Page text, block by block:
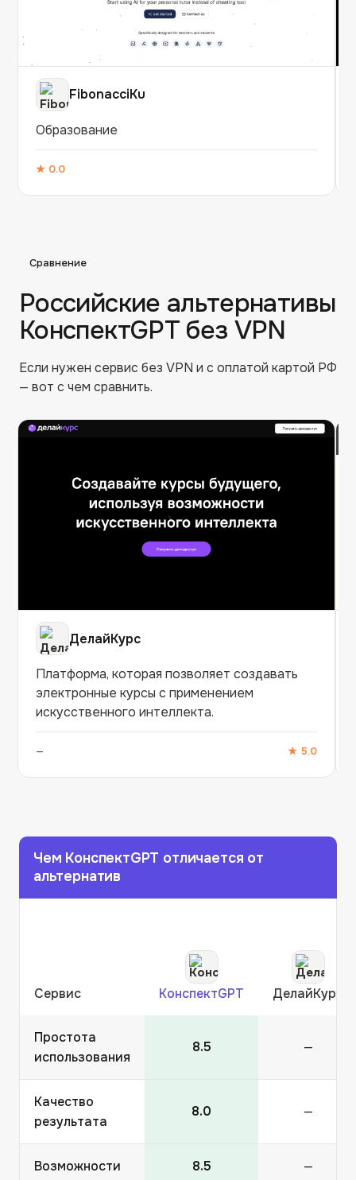
FibonacciKu
Образование
★ 0.0
Сравнение
Российские альтернативы
КонспектGPTбез VPN
Если нужен сервис без VPN и с оплатой картой РФ
— вот с чем сравнить.
ДелайКурс
Платформа, которая позволяет создавать
электронные курсы с применением
искусственного интеллекта.
— ★ 5.0
Чем КонспектGPT отличается от
альтернатив
Сервис КонспектGPT ДелайКурс
Простота
использования
8.5 —
Качество
результата
8.0 —
Возможности 8.5 —